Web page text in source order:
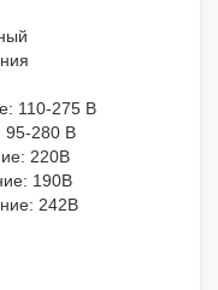
110-275 B
95-280 B
220B
190B
242B